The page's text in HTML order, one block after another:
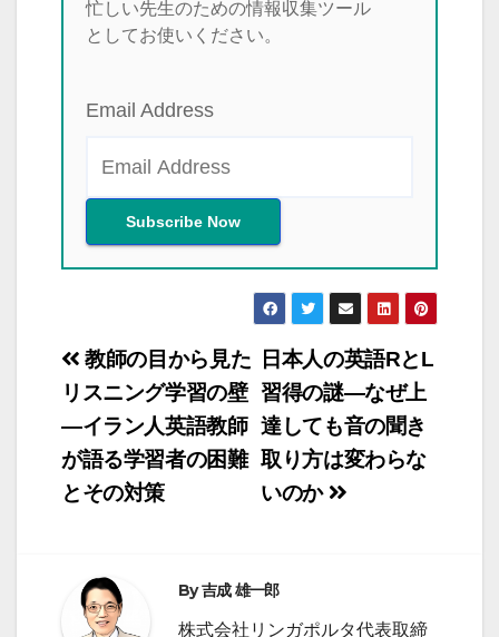
忙しい先生のための情報収集ツール
としてお使いください。
Email Address
投
稿
ナ
ビ
ゲ
シ
日本人の英語RとL
習得の謎―なぜ上
達しても音の聞き
取り方は変わらな
いのか
教師の目から見た
リスニング学習の壁
―イラン人英語教師
が語る学習者の困難
とその対策
By吉成 雄一郎
株式会社リンガポルタ代表取締